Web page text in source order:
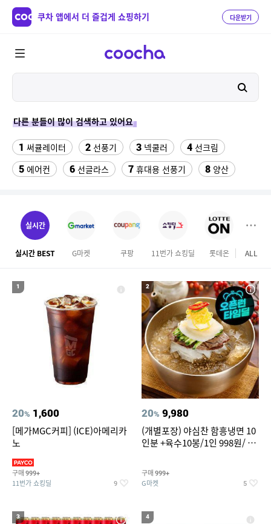
쿠차 앱에서 더 즐겁게 쇼핑하기 다운받기
다른 분들이 많이 검색하고 있어요
1 써큘레이터 2 선풍기 3 넥쿨러 4 선크림
5 에어컨 6 선글라스 7 휴대용 선풍기 8 양산
12 팔찌부자재
14 롯데월드 자유이용권 엄마옷
17 엘칸토 18 kfc 19 슬리퍼 ALL
실시간
실시간 BEST G마켓 쿠팡 11번가 쇼킹딜 롯데온 이마
1
20% 1,600
[메가MGC커피] (ICE)아메리카
노
구매 999+
11번가 쇼킹딜 9
2
20% 9,980
(개별포장) 야심찬 함흥냉면 10
인분 +육수10봉/1인 998원/ 머
구매 999+
G마켓 5
3 4